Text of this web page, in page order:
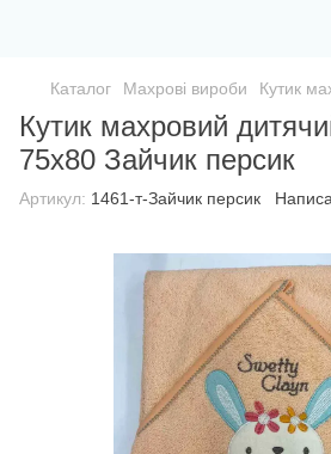
Каталог Махрові вироби Кутик
Кутик махровий
75х80 Зайчик персик
Артикул: 1461-т-Зайчик персик